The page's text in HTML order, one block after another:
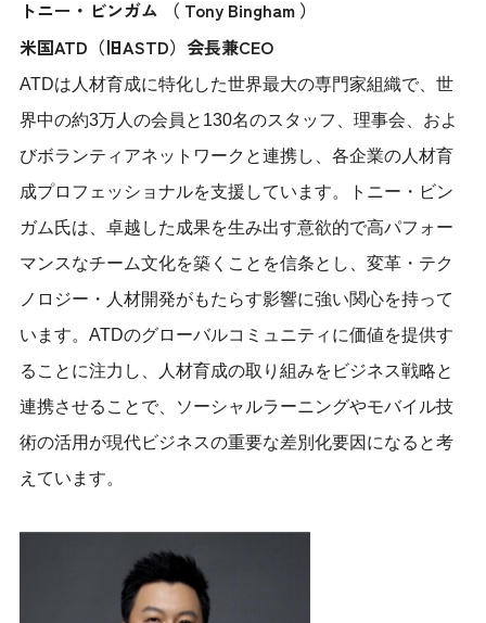
トニー・ビンガム （ Tony Bingham ）
米国ATD（旧ASTD）会長兼CEO
ATDは人材育成に特化した世界最大の専門家組織で、世
界中の約3万人の会員と130名のスタッフ、理事会、およ
びボランティアネットワークと連携し、各企業の人材育
成プロフェッショナルを支援しています。トニー・ビン
ガム氏は、卓越した成果を生み出す意欲的で高パフォー
マンスなチーム文化を築くことを信条とし、変革・テク
ノロジー・人材開発がもたらす影響に強い関心を持って
います。ATDのグローバルコミュニティに価値を提供す
ることに注力し、人材育成の取り組みをビジネス戦略と
連携させることで、ソーシャルラーニングやモバイル技
術の活用が現代ビジネスの重要な差別化要因になると考
えています。